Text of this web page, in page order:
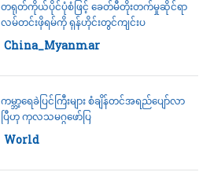
တရုတ်ကိုယ်ပိုင်ပုံစံဖြင့် ခေတ်မီတိုးတက်မှုဆိုင်ရာ
လမ်တင်းဖိုရမ်ကို ရှန်ဟိုင်းတွင်ကျင်းပ
Category:
China_Myanmar
ကမ္ဘာ့ရေခဲပြင်ကြီးများ စံချိန်တင်အရည်ပျော်လာ
ပြီဟု ကုလသမဂ္ဂဖော်ပြ
Category:
World